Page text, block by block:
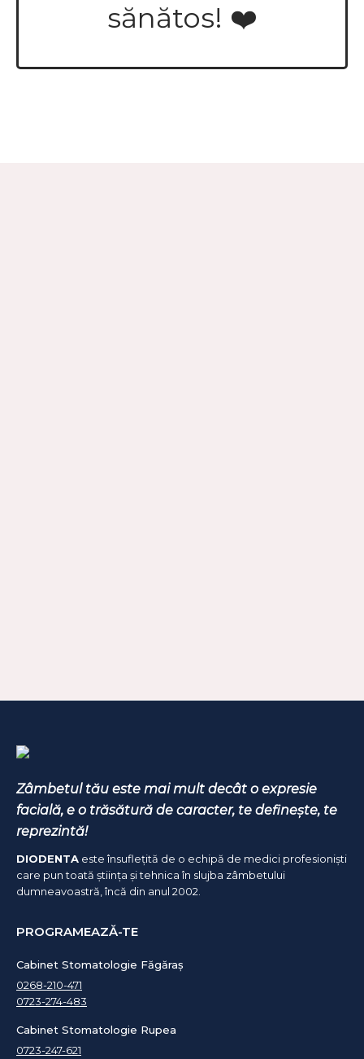
sănătos! ❤️
Zâmbetul tău este mai mult decât o expresie
facială, e o trăsătură de caracter, te definește, te
reprezintă!
DIODENTA este însuflețită de o echipă de medici profesioniști
care pun toată știința și tehnica în slujba zâmbetului
dumneavoastră, încă din anul 2002.
PROGRAMEAZĂ-TE
Cabinet Stomatologie Făgăraș
0268-210-471
0723-274-483
Cabinet Stomatologie Rupea
0723-247-621